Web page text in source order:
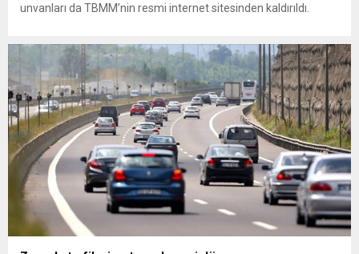
unvanları da TBMM’nin resmi internet sitesinden kaldırıldı.
çıkarma cezası uygulanmak üzere Yüksek Disiplin Kurulu’na
(YDK) sevk edilen ve partideki tüm görevlerinden...